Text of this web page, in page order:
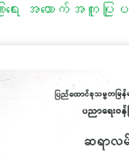
းရေး အထောက်အကူပြုပ